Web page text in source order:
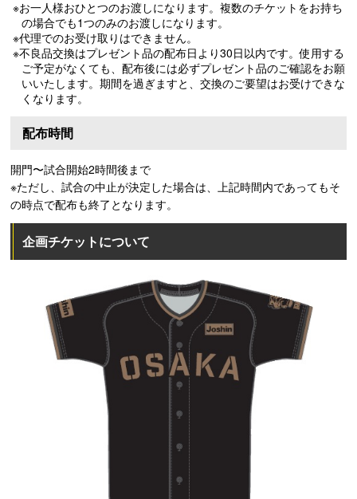
※お一人様おひとつのお渡しになります。複数のチケットをお持ち
の場合でも1つのみのお渡しになります。
※代理でのお受け取りはできません。
※不良品交換はプレゼント品の配布日より30日以内です。使用する
ご予定がなくても、配布後には必ずプレゼント品のご確認をお願
いいたします。期間を過ぎますと、交換のご要望はお受けできな
くなります。
配布時間
開門〜試合開始2時間後まで
※ただし、試合の中止が決定した場合は、上記時間内であってもそ
の時点で配布も終了となります。
企画チケットについて